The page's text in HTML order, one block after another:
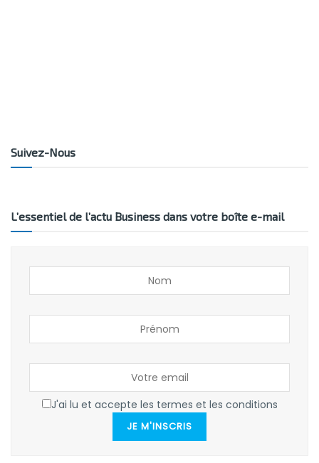
Suivez-Nous
L’essentiel de l’actu Business dans votre boîte e-mail
J'ai lu et accepte les termes et les conditions
JE M'INSCRIS